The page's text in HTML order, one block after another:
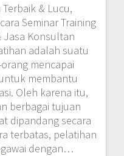
& Lucu,
Seminar Training
Jasa Konsultan
adalah suatu
mencapai
membantu
Oleh karena itu,
berbagai tujuan
dipandang secara
terbatas, pelatihan
dengan…